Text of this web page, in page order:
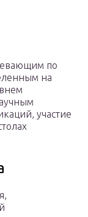
по
на
участие